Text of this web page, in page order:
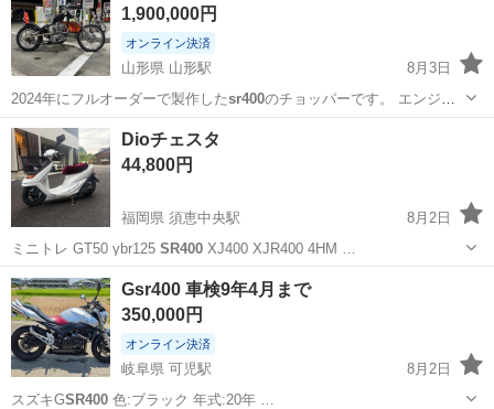
1,900,000円
オンライン決済
山形県 山形駅
8月3日
2024年にフルオーダーで製作したsr400のチョッパーです。 エンジ
ン、クラッチ等製作時に消耗品交換済み。 製作後、走行距離
3500km。 オイル交換1500km時に実施済み。 2年間日常的に乗り、
400kmのランもしてお...
山形 山形市 ヤマハ
Dioチェスタ
44,800円
福岡県 須恵中央駅
8月2日
ミニトレ GT50 ybr125 SR400XJ400 XJR400 4HM …
福岡 糟屋郡 須恵中央駅 ホンダ
Gsr400 車検9年4月まで
350,000円
オンライン決済
岐阜県 可児駅
8月2日
スズキGSR400色:ブラック 年式:20年 …